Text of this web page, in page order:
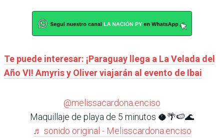
Te puede interesar: ¡Paraguay llega a La Velada del
Año VI! Amyris y Oliver viajarán al evento de Ibai
@melissacardona.enciso
Maquillaje de playa de 5 minutos 🥥🌴🍉🌊
♬ sonido original - Melisscardona.enciso